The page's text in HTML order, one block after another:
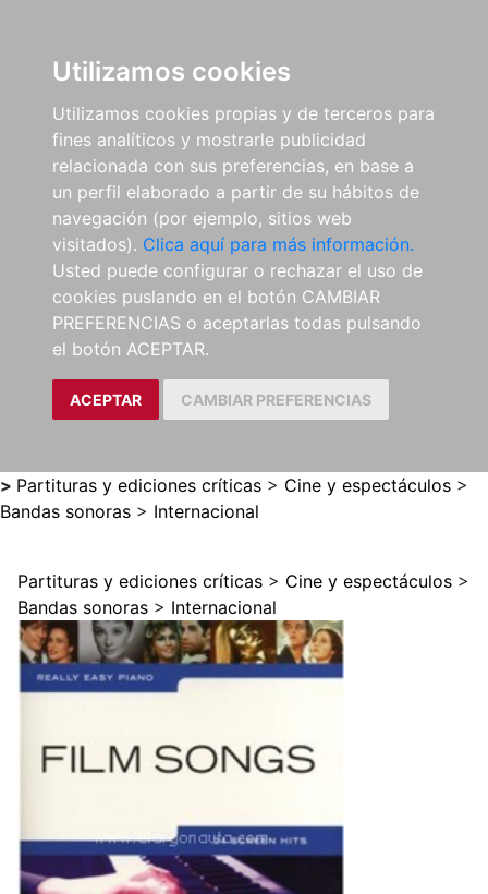
Utilizamos cookies
Utilizamos cookies propias y de terceros para
fines analíticos y mostrarle publicidad
relacionada con sus preferencias, en base a
un perfil elaborado a partir de su hábitos de
navegación (por ejemplo, sitios web
visitados). Clica aquí para más información.
Usted puede configurar o rechazar el uso de
cookies puslando en el botón CAMBIAR
PREFERENCIAS o aceptarlas todas pulsando
el botón ACEPTAR.
ACEPTAR CAMBIAR PREFERENCIAS
> Partituras y ediciones críticas > Cine y espectáculos >
Bandas sonoras > Internacional
Partituras y ediciones críticas > Cine y espectáculos >
Bandas sonoras > Internacional